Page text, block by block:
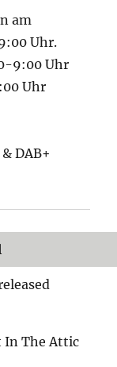
am
Uhr.
9:00 Uhr
Uhr
DAB+
In The Attic